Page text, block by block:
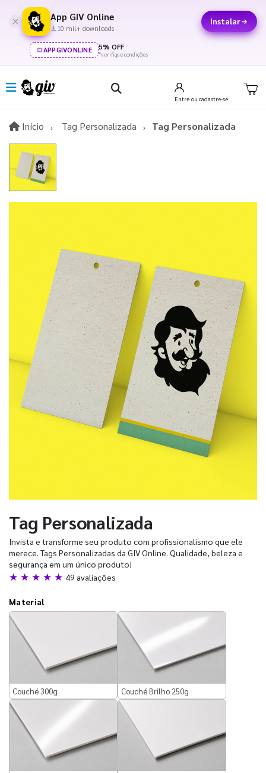
App GIV Online
10 mil+ downloads
Instalar
APPGIVONLINE 5% OFF
*verifique condições
Entre ou cadastre-se
Início InícioTag Personalizada Tag Personalizada
Tag Personalizada
Invista e transforme seu produto com profissionalismo que ele
merece. Tags Personalizadas da GIV Online. Qualidade, beleza e
segurança em um único produto!
★ ★ ★ ★ ★ 49 avaliações
Material
Couché 300g Couché Brilho 250g